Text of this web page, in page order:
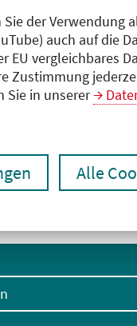
der Verwendung
auch auf die
EU vergleichbares
Zustimmung
Sie in unserer
Alle